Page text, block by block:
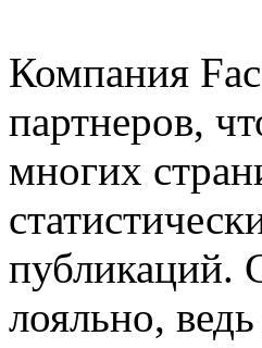
Компания
партнеров,
многих
публикаций.
лояльно,